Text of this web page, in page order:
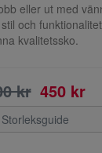
eller ut med
och
kvalitetssko.
kr 450 kr
Storleksguide